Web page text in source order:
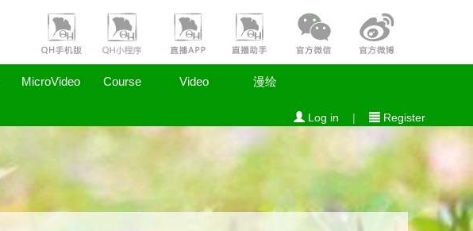
MicroVideo Course Video 漫绘
Log in | Register